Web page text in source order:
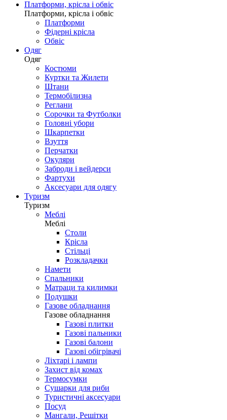
Платформи, крісла і обвіс
Платформи, крісла і обвіс
Платформи
Фідерні крісла
Обвіс
Одяг
Одяг
Костюми
Куртки та Жилети
Штани
Термобілизна
Реглани
Сорочки та Футболки
Головні убори
Шкарпетки
Взуття
Перчатки
Окуляри
Заброди і вейдерси
Фартухи
Аксесуари для одягу
Туризм
Туризм
Меблі
Меблі
Столи
Крісла
Стільці
Розкладачки
Намети
Спальники
Матраци та килимки
Подушки
Газове обладнання
Газове обладнання
Газові плитки
Газові пальники
Газові балони
Газові обігрівачі
Ліхтарі і лампи
Захист від комах
Термосумки
Сушарки для риби
Туристичні аксесуари
Посуд
Мангали, Решітки